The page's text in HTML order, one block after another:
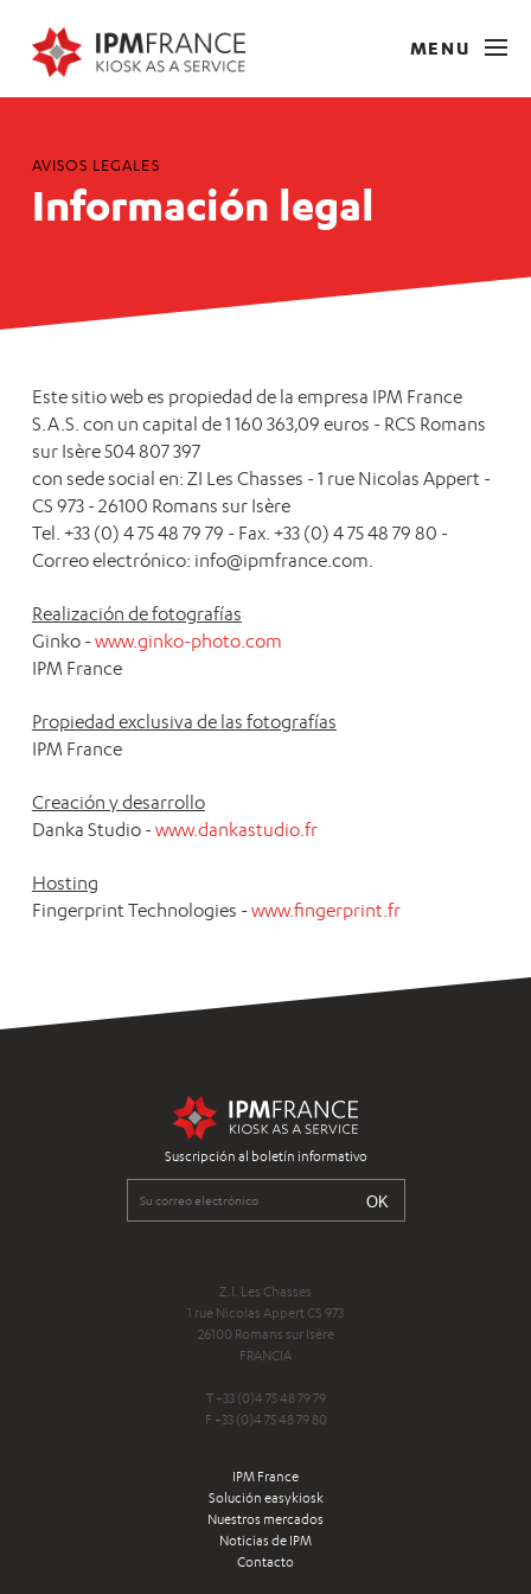
MENU
AVISOS LEGALES
Información legal
Este sitio web es propiedad de la empresa IPM France
S.A.S. con un capital de 1 160 363,09 euros - RCS Romans
sur Isère 504 807 397
con sede social en: ZI Les Chasses - 1 rue Nicolas Appert -
CS 973 - 26100 Romans sur Isère
Tel. +33 (0) 4 75 48 79 79 - Fax. +33 (0) 4 75 48 79 80 -
Correo electrónico: info@ipmfrance.com.
Realización de fotografías
Ginko -www.ginko-photo.com
IPM France
Propiedad exclusiva de las fotografías
IPM France
Creación y desarrollo
Danka Studio -www.dankastudio.fr
Hosting
Fingerprint Technologies -www.fingerprint.fr
Suscripción al boletín informativo
Z.I. Les Chasses
1 rue Nicolas Appert CS 973
26100 Romans sur Isère
FRANCIA
T +33 (0)4 75 48 79 79
F +33 (0)4 75 48 79 80
IPM France
Solución easykiosk
Nuestros mercados
Noticias de IPM
Contacto